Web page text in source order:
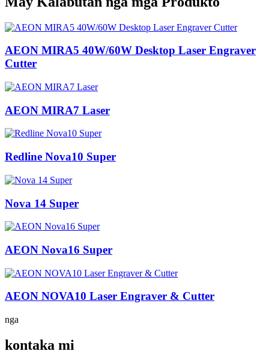
AEON MIRA5 40W/60W Desktop Laser Engraver
Cutter
AEON MIRA7 Laser
Redline Nova10 Super
Nova 14 Super
AEON Nova16 Super
AEON NOVA10 Laser Engraver & Cutter
nga
kontaka mi